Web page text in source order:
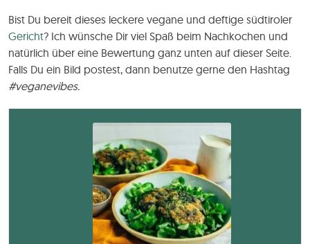
Bist Du bereit dieses leckere vegane und deftige südtiroler
Gericht? Ich wünsche Dir viel Spaß beim Nachkochen und
natürlich über eine Bewertung ganz unten auf dieser Seite.
Falls Du ein Bild postest, dann benutze gerne den Hashtag
#veganevibes.